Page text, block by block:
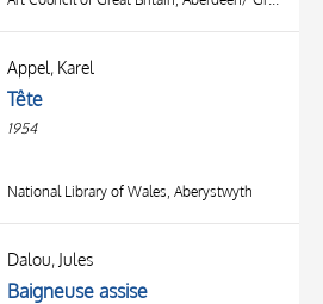
Appel, Karel
Tête
1954
National Library of Wales, Aberystwyth
Dalou, Jules
Baigneuse assise